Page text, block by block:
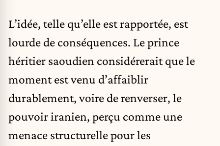
L’idée, telle qu’elle est rapportée, est
lourde de conséquences. Le prince
héritier saoudien considérerait que le
moment est venu d’affaiblir
durablement, voire de renverser, le
pouvoir iranien, perçu comme une
menace structurelle pour les